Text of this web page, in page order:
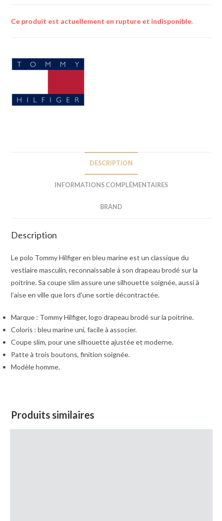
Ce produit est actuellement en rupture et indisponible.
DESCRIPTION
INFORMATIONS COMPLÉMENTAIRES
BRAND
Description
Le polo Tommy Hilfiger en bleu marine est un classique du
vestiaire masculin, reconnaissable à son drapeau brodé sur la
poitrine. Sa coupe slim assure une silhouette soignée, aussi à
l’aise en ville que lors d’une sortie décontractée.
Marque : Tommy Hilfiger, logo drapeau brodé sur la poitrine.
Coloris : bleu marine uni, facile à associer.
Coupe slim, pour une silhouette ajustée et moderne.
Patte à trois boutons, finition soignée.
Modèle homme.
Produits similaires